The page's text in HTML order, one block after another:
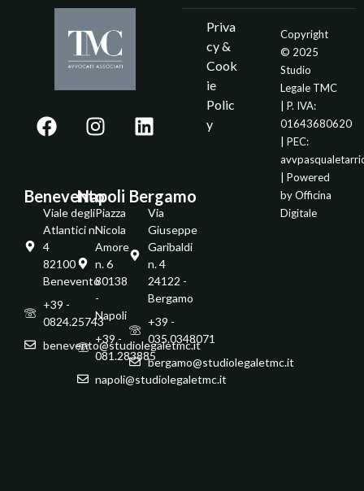
Benevento
Viale degli
Atlantici n.
4
82100 -
Benevento
+39 -
0824.25743
benevento@studiolegaletmc.it
Napoli
Piazza
Nicola
Amore
n. 6
80138
-
Napoli
+39 -
081.283885
napoli@studiolegaletmc.it
Bergamo
Via
Giuseppe
Garibaldi
n. 4
24122 -
Bergamo
+39 -
035.0348071
bergamo@studiolegaletmc.it
Priva
cy &
Cook
ie
Polic
y
Copyright
© 2025
Studio
Legale TMC
| P. IVA:
01643680620
| PEC:
| Powered
byOfficina
Digitale